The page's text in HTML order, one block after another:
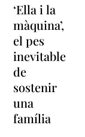
‘Ella i la
màquina’,
el pes
inevitable
de
sostenir
una
família